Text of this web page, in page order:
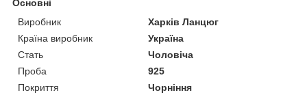
Основні
Виробник
Харків Ланцюг
Країна виробник
Україна
Стать
Чоловіча
Проба
925
Покриття
Чорніння